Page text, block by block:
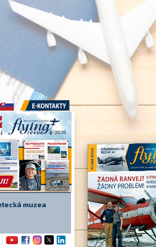
E-kontakty
muzea